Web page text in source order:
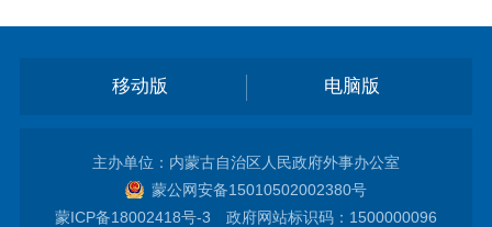
移动版 电脑版
主办单位：内蒙古自治区人民政府外事办公室
蒙公网安备15010502002380号
蒙ICP备18002418号-3 政府网站标识码：1500000096